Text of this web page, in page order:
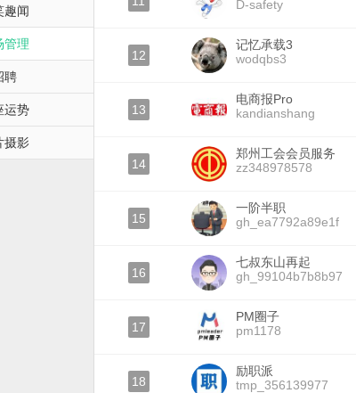
趣闻
管理
聘
运势
摄影
D-safety
12
记忆承载3
wodqbs3
13
电商报Pro
kandianshang
14
郑州工会会员服务
zz348978578
15
一阶半职
gh_ea7792a89e1f
16
七叔东山再起
gh_99104b7b8b97
17
PM圈子
pm1178
18
励职派
tmp_356139977